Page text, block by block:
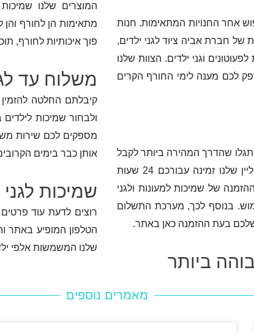
אחר החנויות המתאימות. חנות
של חברת אביה ציוד לגני ילדים,
של שמיכות לפעוטונים וגני ילדים. הצוות שלנו
לכם מענה לימי החורף הקרים
תגלו שהדרך המהירה ביותר לקבל
אותן היא באמצעות הזמנה דרך הטלפון הנייד שלכם. חנות האון ליין שלנו זמינה עבורכם 24 שעות
ההזמנה של שמיכות למעונות ולגני
בנוסף לכך, מערכת התשלום
בעת ההזמנה כאן באתר.
ביותר
המוצרים שלנו
מתאימות הן לחורף
פוך איכותיות לחורף,
משלוח עד
קיבלתם החלטה להזמין
ולבחור שמיכות
מספקים לכם שירות
אותן כבר בימים
שמיכות
רוצים לדעת עוד
הטלפון המופיע באתר
שלנו המשמשות אלפי
מאמרים נוספים